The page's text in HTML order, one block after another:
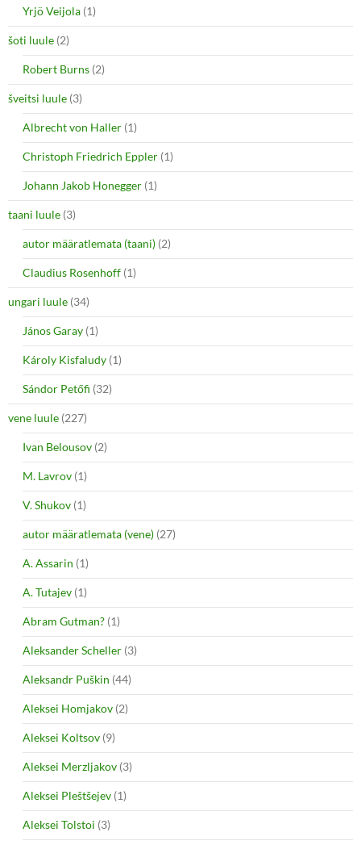
Yrjö Veijola (1)
šoti luule (2)
Robert Burns (2)
šveitsi luule (3)
Albrecht von Haller (1)
Christoph Friedrich Eppler (1)
Johann Jakob Honegger (1)
taani luule (3)
autor määratlemata (taani) (2)
Claudius Rosenhoff (1)
ungari luule (34)
János Garay (1)
Károly Kisfaludy (1)
Sándor Petőfi (32)
vene luule (227)
Ivan Belousov (2)
M. Lavrov (1)
V. Shukov (1)
autor määratlemata (vene) (27)
A. Assarin (1)
A. Tutajev (1)
Abram Gutman? (1)
Aleksander Scheller (3)
Aleksandr Puškin (44)
Aleksei Homjakov (2)
Aleksei Koltsov (9)
Aleksei Merzljakov (3)
Aleksei Pleštšejev (1)
Aleksei Tolstoi (3)